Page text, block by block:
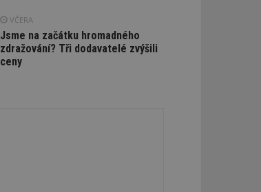
VČERA
Jsme na začátku hromadného
zdražování? Tři dodavatelé zvýšili
ceny